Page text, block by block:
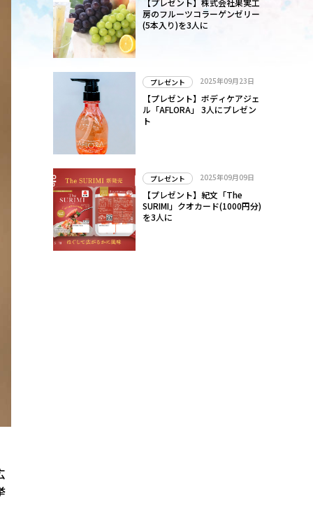
房のフルーツコラーゲンゼリー
(5本入り)を3人に
プレゼント 2025年09月23日
【プレゼント】ボディケアジェ
ル「AFLORA」 3人にプレゼン
ト
プレゼント 2025年09月09日
【プレゼント】紀文「The
SURIMI」クオカード(1000円分)
を3人に